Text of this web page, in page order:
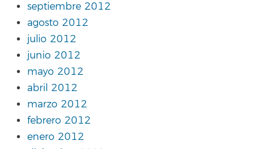
septiembre 2012
agosto 2012
julio 2012
junio 2012
mayo 2012
abril 2012
marzo 2012
febrero 2012
enero 2012